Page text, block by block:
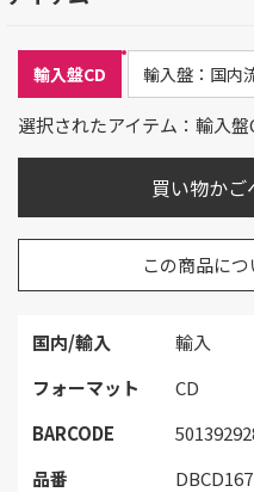
国内/輸入
輸入
フォーマット
CD
BARCODE
品番
DBCD167
輸入盤CD 輸入盤：国内
選択されたアイテム：輸入盤
この商品に